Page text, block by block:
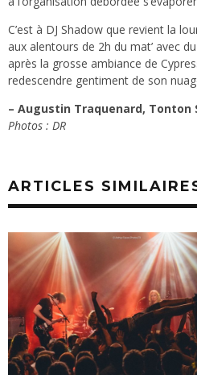
C’est à DJ Shadow que revient la
aux alentours de 2h du mat’ avec
après la grosse ambiance de
redescendre gentiment de son
– Augustin Traquenard, Tonton
Photos : DR
ARTICLES